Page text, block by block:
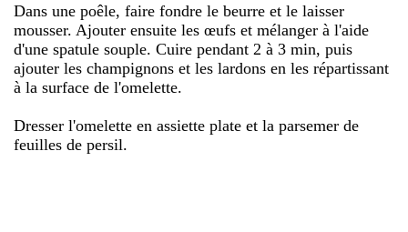
Dans une poêle, faire fondre le beurre et le laisser
mousser. Ajouter ensuite les œufs et mélanger à l'aide
d'une spatule souple. Cuire pendant 2 à 3 min, puis
ajouter les champignons et les lardons en les répartissant
à la surface de l'omelette.
Dresser l'omelette en assiette plate et la parsemer de
feuilles de persil.